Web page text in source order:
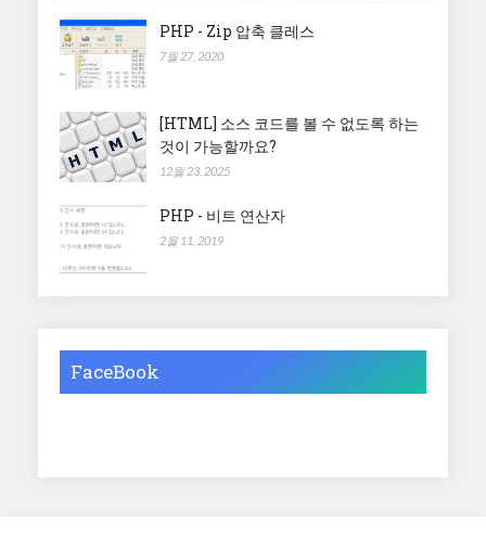
PHP - Zip 압축 클레스
7월 27, 2020
[HTML] 소스 코드를 볼 수 없도록 하는
것이 가능할까요?
12월 23, 2025
PHP - 비트 연산자
2월 11, 2019
FaceBook